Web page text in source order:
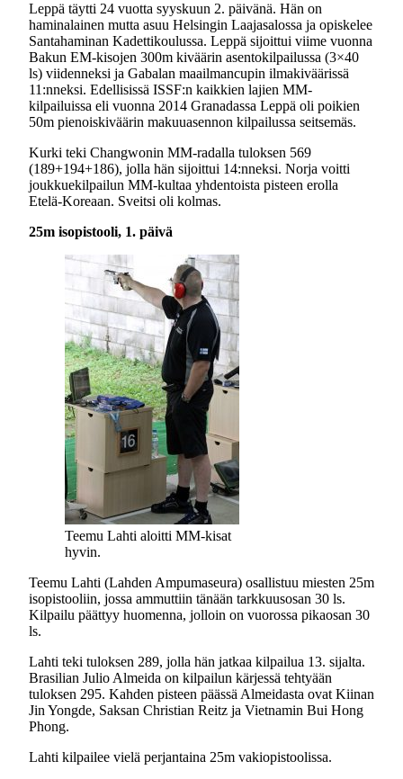
Leppä täytti 24 vuotta syyskuun 2. päivänä. Hän on
haminalainen mutta asuu Helsingin Laajasalossa ja opiskelee
Santahaminan Kadettikoulussa. Leppä sijoittui viime vuonna
Bakun EM-kisojen 300m kiväärin asentokilpailussa (3×40
ls) viidenneksi ja Gabalan maailmancupin ilmakiväärissä
11:nneksi. Edellisissä ISSF:n kaikkien lajien MM-
kilpailuissa eli vuonna 2014 Granadassa Leppä oli poikien
50m pienoiskiväärin makuuasennon kilpailussa seitsemäs.
Kurki teki Changwonin MM-radalla tuloksen 569
(189+194+186), jolla hän sijoittui 14:nneksi. Norja voitti
joukkuekilpailun MM-kultaa yhdentoista pisteen erolla
Etelä-Koreaan. Sveitsi oli kolmas.
25m isopistooli, 1. päivä
Teemu Lahti aloitti MM-kisat
hyvin.
Teemu Lahti (Lahden Ampumaseura) osallistuu miesten 25m
isopistooliin, jossa ammuttiin tänään tarkkuusosan 30 ls.
Kilpailu päättyy huomenna, jolloin on vuorossa pikaosan 30
ls.
Lahti teki tuloksen 289, jolla hän jatkaa kilpailua 13. sijalta.
Brasilian Julio Almeida on kilpailun kärjessä tehtyään
tuloksen 295. Kahden pisteen päässä Almeidasta ovat Kiinan
Jin Yongde, Saksan Christian Reitz ja Vietnamin Bui Hong
Phong.
Lahti kilpailee vielä perjantaina 25m vakiopistoolissa.